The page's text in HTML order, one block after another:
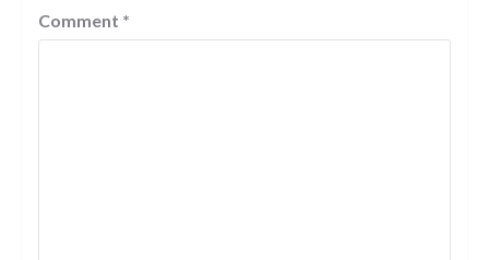
Comment *